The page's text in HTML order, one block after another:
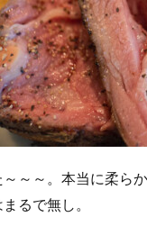
～～。本当に柔ら
るで無し。